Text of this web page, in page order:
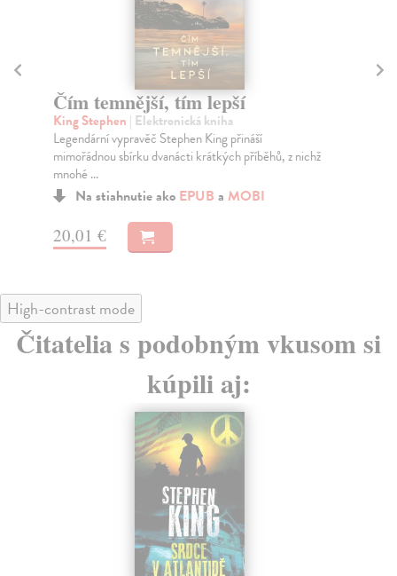
Černočerná tma
King Stephen | Elektronická kniha
Ve čtyřech temných příbězích nám mistr napětí
Stephen King připomíná, jak iluzorní je bezpečí
známéh...
Na stiahnutie ako EPUB a MOBI
13,65 €
High-contrast mode
Čitatelia s podobným vkusom si
kúpili aj: